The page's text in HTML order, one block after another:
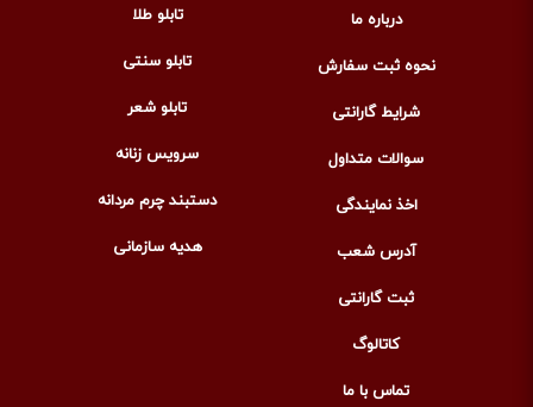
درباره ما
نحوه ثبت سفارش
شرایط گارانتی
سوالات متداول
اخذ نمایندگی
آدرس شعب
ثبت گارانتی
کاتالوگ
تماس با ما
تابلو طلا
تابلو سنتی
تابلو شعر
سرویس زنانه
دستبند چرم مردانه
هدیه سازمانی